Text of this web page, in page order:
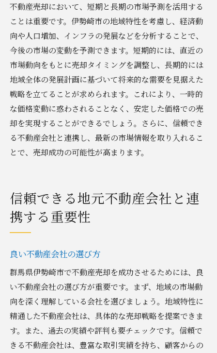
不動産売却において、短期と長期の市場予測を活用する
ことは重要です。伊勢崎市の地域特性を考慮し、経済動
向や人口増加、インフラの発展などを分析することで、
今後の市場の変動を予測できます。短期的には、直近の
市場動向をもとに売却タイミングを調整し、長期的には
地域全体の発展計画に基づいて将来的な需要を見据えた
戦略を立てることが求められます。これにより、一時的
な価格変動に惑わされることなく、安定した価格での売
却を実現することができるでしょう。さらに、信頼でき
る不動産会社と連携し、最新の市場情報を取り入れるこ
とで、売却成功の可能性が高まります。
信頼できる地元不動産会社と連
携する重要性
良い不動産会社の選び方
群馬県伊勢崎市で不動産売却を成功させるためには、良
い不動産会社の選び方が重要です。まず、地域の市場動
向を深く理解している会社を選びましょう。地域特性に
精通した不動産会社は、具体的な売却戦略を提案できま
す。また、過去の実績や評判も要チェックです。信頼で
きる不動産会社は、豊富な取引実績を持ち、顧客からの